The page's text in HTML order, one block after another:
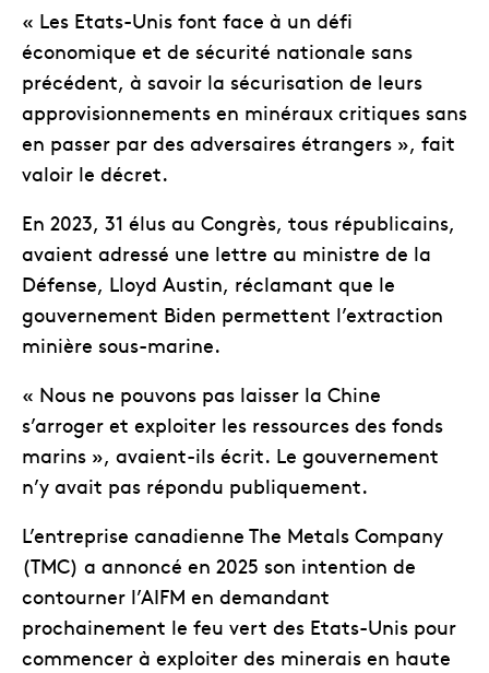
« Les Etats-Unis font face à un défi
économique et de sécurité nationale sans
précédent, à savoir la sécurisation de leurs
approvisionnements en minéraux critiques sans
en passer par des adversaires étrangers », fait
valoir le décret.
En 2023, 31 élus au Congrès, tous républicains,
avaient adressé une lettre au ministre de la
Défense, Lloyd Austin, réclamant que le
gouvernement Biden permettent l’extraction
minière sous-marine.
« Nous ne pouvons pas laisser la Chine
s’arroger et exploiter les ressources des fonds
marins », avaient-ils écrit. Le gouvernement
n’y avait pas répondu publiquement.
L’entreprise canadienne The Metals Company
(TMC) a annoncé en 2025 son intention de
contourner l’AIFM en demandant
prochainement le feu vert des Etats-Unis pour
commencer à exploiter des minerais en haute